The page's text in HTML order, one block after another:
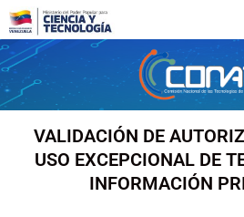
contenido
VALIDACIÓN DE
USO EXCEPCIONAL DE
INFORMACIÓN